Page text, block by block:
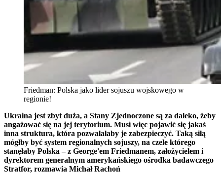
Friedman: Polska jako lider sojuszu wojskowego w
regionie!
Ukraina jest zbyt duża, a Stany Zjednoczone są za daleko, żeby
angażować się na jej terytorium. Musi więc pojawić się jakaś
inna struktura, która pozwalałaby je zabezpieczyć. Taką siłą
mógłby być system regionalnych sojuszy, na czele którego
stanęłaby Polska – z George'em Friedmanem, założycielem i
dyrektorem generalnym amerykańskiego ośrodka badawczego
Stratfor, rozmawia Michał Rachoń